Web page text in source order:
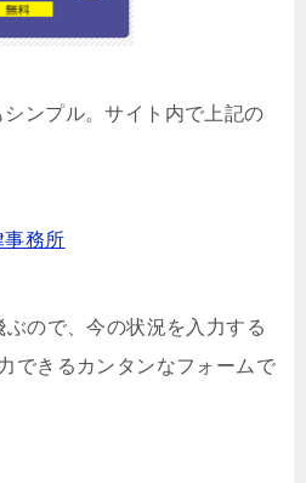
ンプル。サイト内で上記の
事務所
ので、今の状況を入力する
できるカンタンなフォームで